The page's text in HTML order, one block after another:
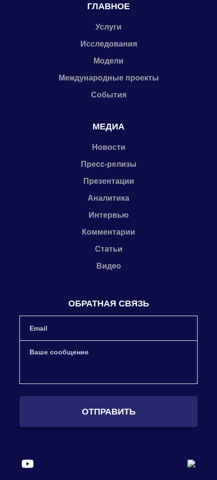
ГЛАВНОЕ
Услуги
Исследования
Модели
Международные проекты
События
МЕДИА
Новости
Пресс-релизы
Презентации
Аналитика
Интервью
Комментарии
Статьи
Видео
ОБРАТНАЯ СВЯЗЬ
ОТПРАВИТЬ